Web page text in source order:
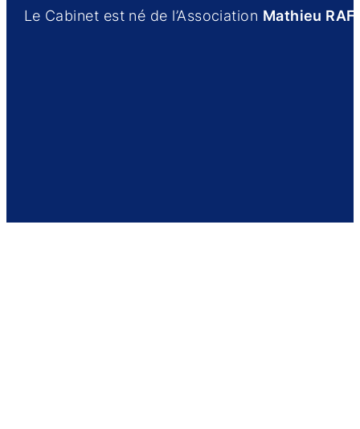
Le Cabinet est né de l’Association Mathieu